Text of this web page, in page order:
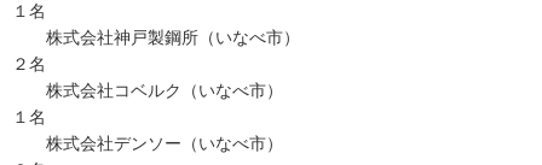
１名
株式会社神戸製鋼所（いなべ市）
２名
株式会社コベルク（いなべ市）
１名
株式会社デンソー（いなべ市）